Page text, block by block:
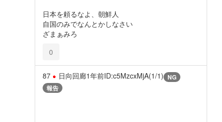
日本を頼るなよ、朝鮮人
自国のみでなんとかしなさい
ざまぁみろ
0
87 日向回廊1年前ID:c5MzcxMjA(1/1) NG
報告